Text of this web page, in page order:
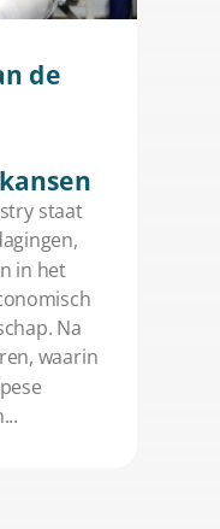
de
staat
in het
Na
waarin